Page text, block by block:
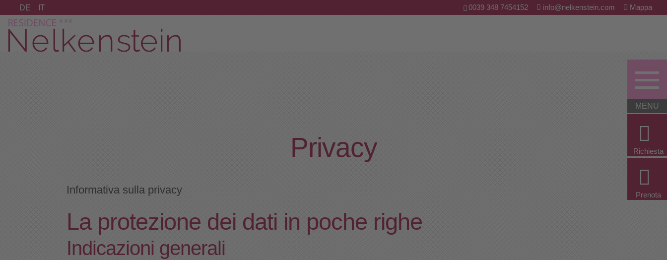
Richiesta
Prenota
0039 348 7454152 info@nelkenstein.com Mappa
DE IT
Privacy
Informativa sulla privacy
La protezione dei dati in poche righe
Indicazioni generali